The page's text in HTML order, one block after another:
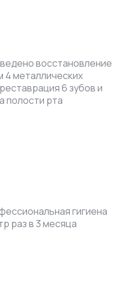
восстановление
4 металлических
6 зубов и
полости рта
гигиена
раз в 3 месяца